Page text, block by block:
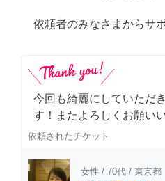
依頼者のみなさまからサ
今回も綺麗にしていただ
す！またよろしくお願い
依頼されたチケット
女性 / 70代 / 東京都